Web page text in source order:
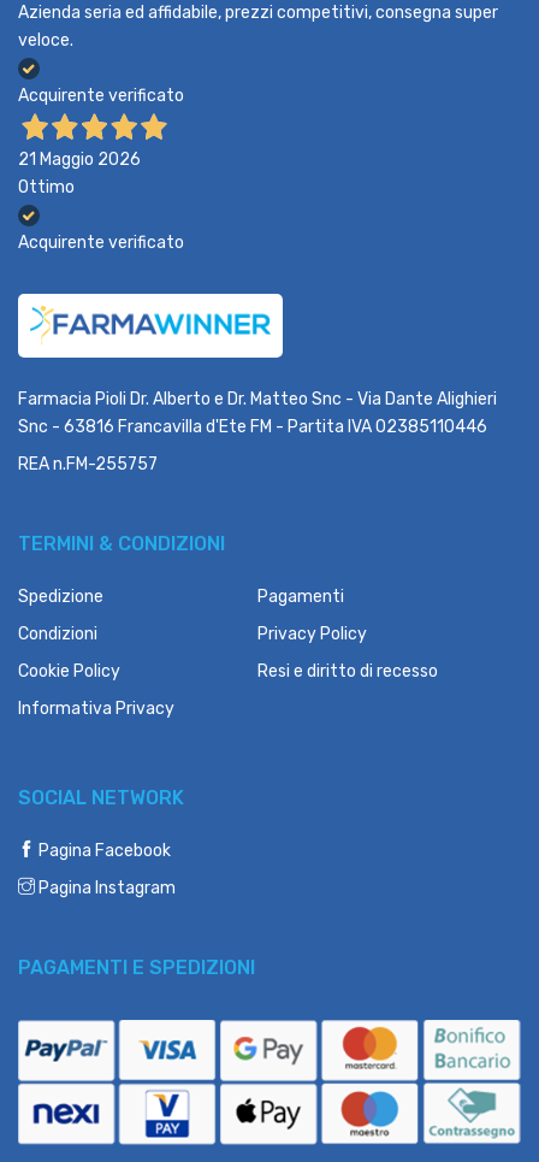
Azienda seria ed affidabile, prezzi competitivi, consegna super
veloce.
Acquirente verificato
21 Maggio 2026
Ottimo
Acquirente verificato
Farmacia Pioli Dr. Alberto e Dr. Matteo Snc - Via Dante Alighieri
Snc - 63816 Francavilla d'Ete FM - Partita IVA 02385110446
REA n.FM-255757
TERMINI & CONDIZIONI
Spedizione
Pagamenti
Condizioni
Privacy Policy
Cookie Policy
Resi e diritto di recesso
Informativa Privacy
SOCIAL NETWORK
Pagina Facebook
Pagina Instagram
PAGAMENTI E SPEDIZIONI